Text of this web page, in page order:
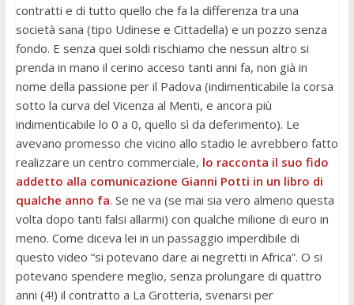
contratti e di tutto quello che fa la differenza tra una
società sana (tipo Udinese e Cittadella) e un pozzo senza
fondo. E senza quei soldi rischiamo che nessun altro si
prenda in mano il cerino acceso tanti anni fa, non già in
nome della passione per il Padova (indimenticabile la corsa
sotto la curva del Vicenza al Menti, e ancora più
indimenticabile lo 0 a 0, quello sì da deferimento). Le
avevano promesso che vicino allo stadio le avrebbero fatto
realizzare un centro commerciale, lo racconta il suo fido
addetto alla comunicazione Gianni Potti in un libro di
qualche anno fa. Se ne va (se mai sia vero almeno questa
volta dopo tanti falsi allarmi) con qualche milione di euro in
meno. Come diceva lei in un passaggio imperdibile di
questo video “si potevano dare ai negretti in Africa”. O si
potevano spendere meglio, senza prolungare di quattro
anni (4!) il contratto a La Grotteria, svenarsi per